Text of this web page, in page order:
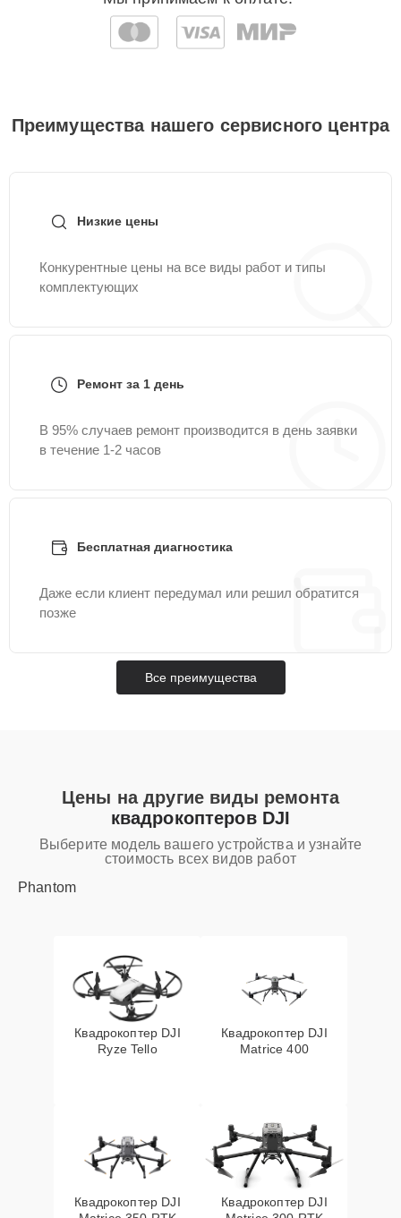
Преимущества нашего сервисного центра
Низкие цены
Конкурентные цены на все виды работ и типы
комплектующих
Ремонт за 1 день
В 95% случаев ремонт производится в день заявки
в течение 1-2 часов
Бесплатная диагностика
Даже если клиент передумал или решил обратится
позже
Все преимущества
Цены на другие виды ремонта
квадрокоптеров DJI
Выберите модель вашего устройства и узнайте
стоимость всех видов работ
Phantom
Квадрокоптер DJI
Ryze Tello
Квадрокоптер DJI
Matrice 400
Квадрокоптер DJI
Квадрокоптер DJI